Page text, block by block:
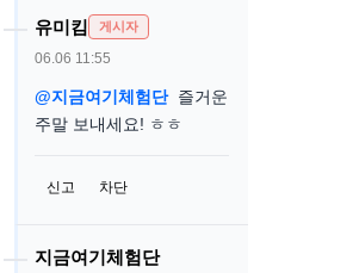
유미킴 게시자
06.06 11:55
@지금여기체험단즐거운
주말 보내세요! ㅎㅎ
신고 차단
지금여기체험단